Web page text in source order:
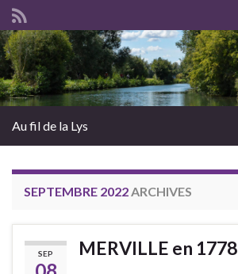
Au fil de la Lys
SEPTEMBRE 2022 ARCHIVES
SEP MERVILLE en 1778